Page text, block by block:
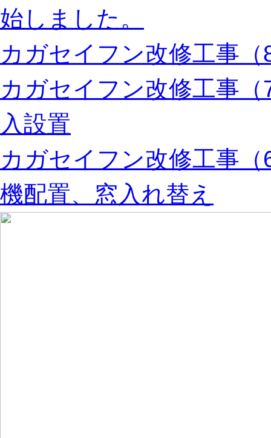
始しました。
カガセイフン改修工事
カガセイフン改修工事
入設置
カガセイフン改修工事
機配置、窓入れ替え